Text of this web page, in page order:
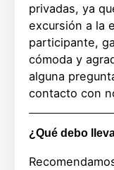
privadas, ya
excursión a la
participante,
cómoda y
alguna
contacto con
¿Qué debo